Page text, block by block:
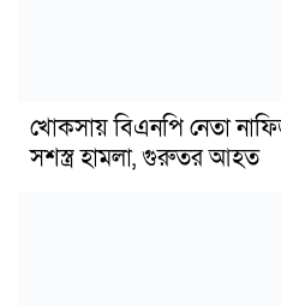
খোকসায় বিএনপি নেতা
সশস্ত্র হামলা, গুরুতর আহত